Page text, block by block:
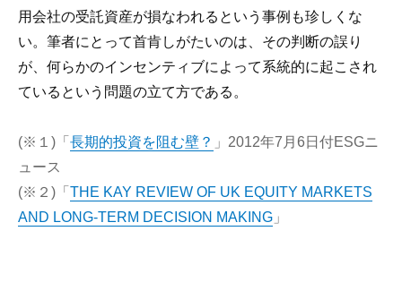
用会社の受託資産が損なわれるという事例も珍しくな
い。筆者にとって首肯しがたいのは、その判断の誤り
が、何らかのインセンティブによって系統的に起こされ
ているという問題の立て方である。
(※１)「 長期的投資を阻む壁？ 」2012年7月6日付ESGニ
ュース
(※２)「 THE KAY REVIEW OF UK EQUITY MARKETS
AND LONG-TERM DECISION MAKING 」